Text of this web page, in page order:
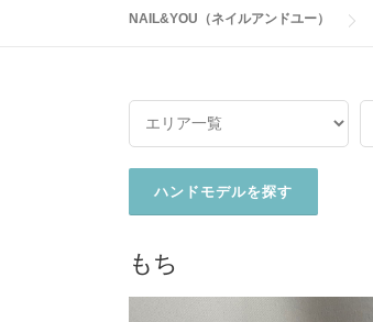
NAIL&YOU（ネイルアンドユー）
もち